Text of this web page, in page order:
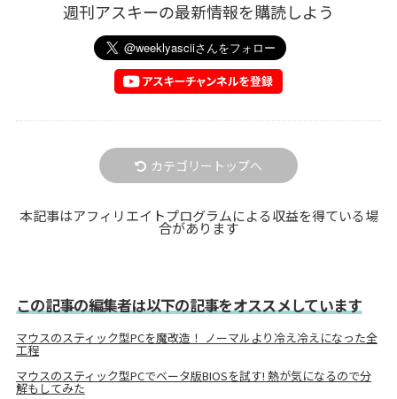
週刊アスキーの最新情報を購読しよう
カテゴリートップへ
本記事はアフィリエイトプログラムによる収益を得ている場
合があります
この記事の編集者は以下の記事をオススメしています
マウスのスティック型PCを魔改造！ ノーマルより冷え冷えになった全
工程
マウスのスティック型PCでベータ版BIOSを試す! 熱が気になるので分
解もしてみた